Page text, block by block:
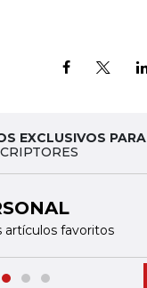
EXCLUSIVOS PARA
artículos favoritos